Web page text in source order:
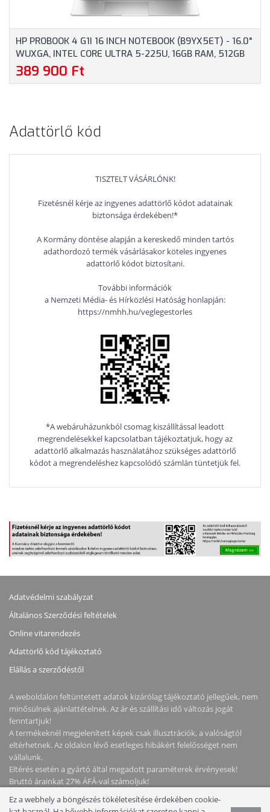
HP PROBOOK 4 G1I 16 INCH NOTEBOOK (B9YX5ET) - 16.0"
WUXGA, INTEL CORE ULTRA 5-225U, 16GB RAM, 512GB
SSD, MAGYAR BILLENTYŰZET, WINDOWS 11
PROFESSIONAL, 3 ÉV GARANCIA, EZÜST SZÍNBEN
389 900 Ft
Adattörlő kód
TISZTELT VÁSÁRLÓNK!
Fizetésnél kérje az ingyenes adattörlő kódot adatainak
biztonsága érdekében!*
A Kormány döntése alapján a kereskedő minden tartós
adathordozó termék vásárlásakor köteles ingyenes
adattörlő kódot biztosítani.
További információk
a Nemzeti Média- és Hírközlési Hatóság honlapján:
https://nmhh.hu/veglegestorles
*A webáruházunkból csomag kiszállítással leadott
megrendelésekkel kapcsolatban tájékoztatjuk, hogy az
adattörlő alkalmazás használatához szükséges adattörlő
kódot a megrendeléshez kapcsolódó számlán tüntetjük fel.
Adatvédelmi szabályzat
Általános Szerződési feltételek
Online vitarendezés
Adattörlő kód tájékoztató
Elállás a szerződéstől
A weboldalon feltüntetett adatok kizárólag tájékoztató jellegűek, nem
minősülnek ajánlattételnek. Az ár és szállítási idő változás jogát
fenntartjuk!
A termékeknél megjelenített képek csak illusztrációk, a valóságtól
eltérhetnek. Az oldalon lévő esetleges hibákért felelősséget nem
vállalunk.
Eltérés esetén a gyártó által megadott paraméterek érvényesek!
Bruttó árainkat 27% ÁFÁ-val számoljuk!
Ez a webhely a böngészés tökéletesítése érdekében cookie-